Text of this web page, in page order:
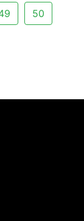
50